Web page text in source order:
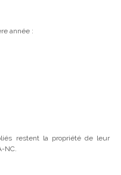
année :
restent la propriété de leur
NC.